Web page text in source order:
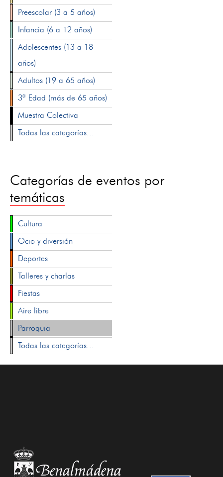
Preescolar (3 a 5 años)
Infancia (6 a 12 años)
Adolescentes (13 a 18
años)
Adultos (19 a 65 años)
3ª Edad (más de 65 años)
Muestra Colectiva
Todas las categorías...
Categorías de eventos por
temáticas
Cultura
Ocio y diversión
Deportes
Talleres y charlas
Fiestas
Aire libre
Parroquia
Todas las categorías...